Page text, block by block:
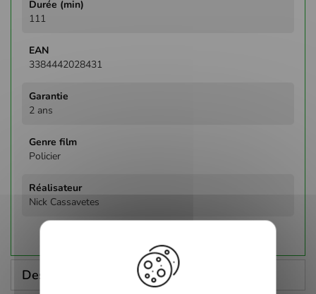
111
3384442028431
2 ans
Policier
Nick Cassavetes
Description